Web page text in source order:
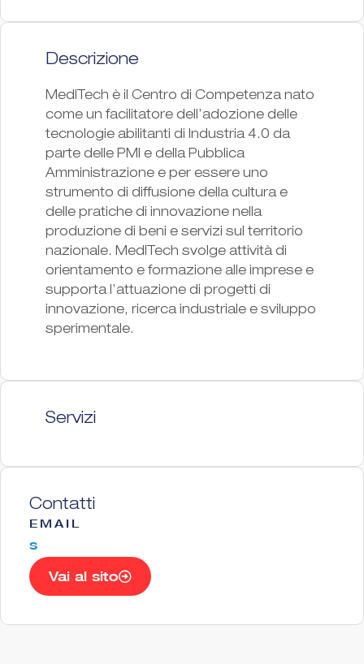
Descrizione
MedITech è il Centro di Competenza nato
come un facilitatore dell’adozione delle
tecnologie abilitanti di Industria 4.0 da
parte delle PMI e della Pubblica
Amministrazione e per essere uno
strumento di diffusione della cultura e
delle pratiche di innovazione nella
produzione di beni e servizi sul territorio
nazionale. MedITech svolge attività di
orientamento e formazione alle imprese e
supporta l’attuazione di progetti di
innovazione, ricerca industriale e sviluppo
sperimentale.
Servizi
Contatti
EMAIL
s
Vai al sito